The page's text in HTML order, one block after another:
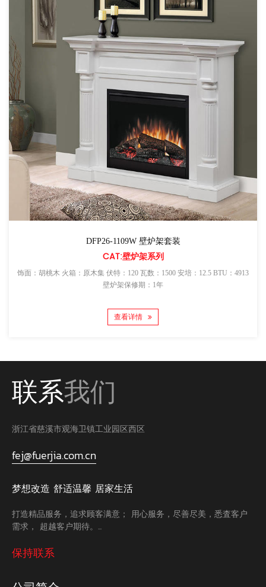
DFP26-1109W 壁炉架套装
CAT:壁炉架系列
饰面：胡桃木 火箱：原木集 伏特：120 瓦数：1500 安培：12.5 BTU：4913
壁炉架保修期：1年
查看详情
联系我们
浙江省慈溪市观海卫镇工业园区西区
fej@fuerjia.com.cn
梦想改造 舒适温馨 居家生活
打造精品服务，追求顾客满意； 用心服务，尽善尽美，悉査客户
需求， 超越客户期待。...
保持联系